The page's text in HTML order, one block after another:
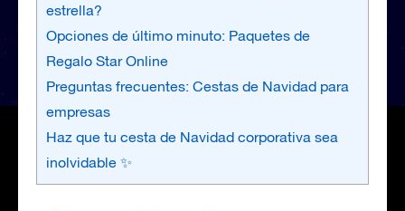
estrella?
Opciones de último minuto: Paquetes de
Regalo Star Online
Preguntas frecuentes: Cestas de Navidad para
empresas
Haz que tu cesta de Navidad corporativa sea
inolvidable ✨